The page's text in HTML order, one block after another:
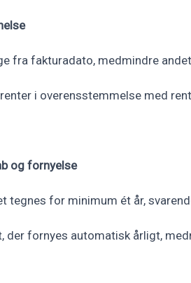
fra fakturadato, medmindre
i overensstemmelse med
og fornyelse
tegnes for minimum ét år,
der fornyes automatisk årligt,